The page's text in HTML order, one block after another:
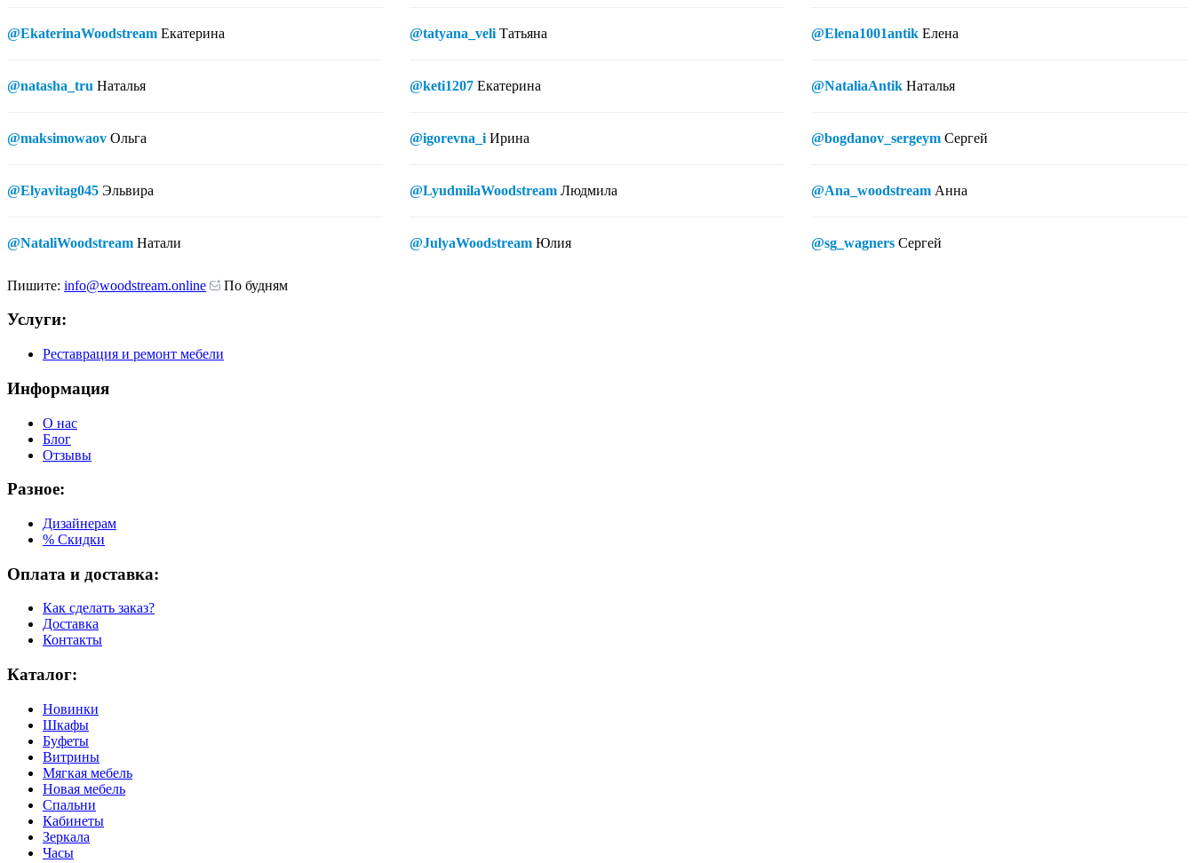
@EkaterinaWoodstream Екатерина
@natasha_tru Наталья
@maksimowaov Ольга
@Elyavitag045 Эльвира
@NataliWoodstream Натали
@tatyana_veli Татьяна
@keti1207 Екатерина
@igorevna_i Ирина
@LyudmilaWoodstream Людмила
@JulyaWoodstream Юлия
@Elena1001antik Елена
@NataliaAntik Наталья
@bogdanov_sergeym Сергей
@Ana_woodstream Анна
@sg_wagners Сергей
Пишите: info@woodstream.online По будням
Услуги:
Реставрация и ремонт мебели
Информация
О нас
Блог
Отзывы
Разное:
Дизайнерам
% Скидки
Оплата и доставка:
Как сделать заказ?
Доставка
Контакты
Каталог:
Новинки
Шкафы
Буфеты
Витрины
Мягкая мебель
Новая мебель
Спальни
Кабинеты
Зеркала
Часы